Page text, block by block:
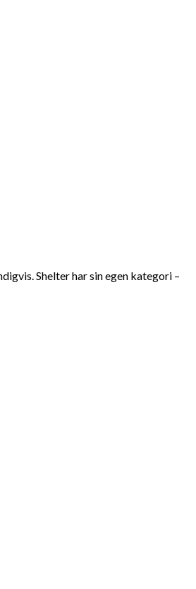
Shelter har sin egen kategori –